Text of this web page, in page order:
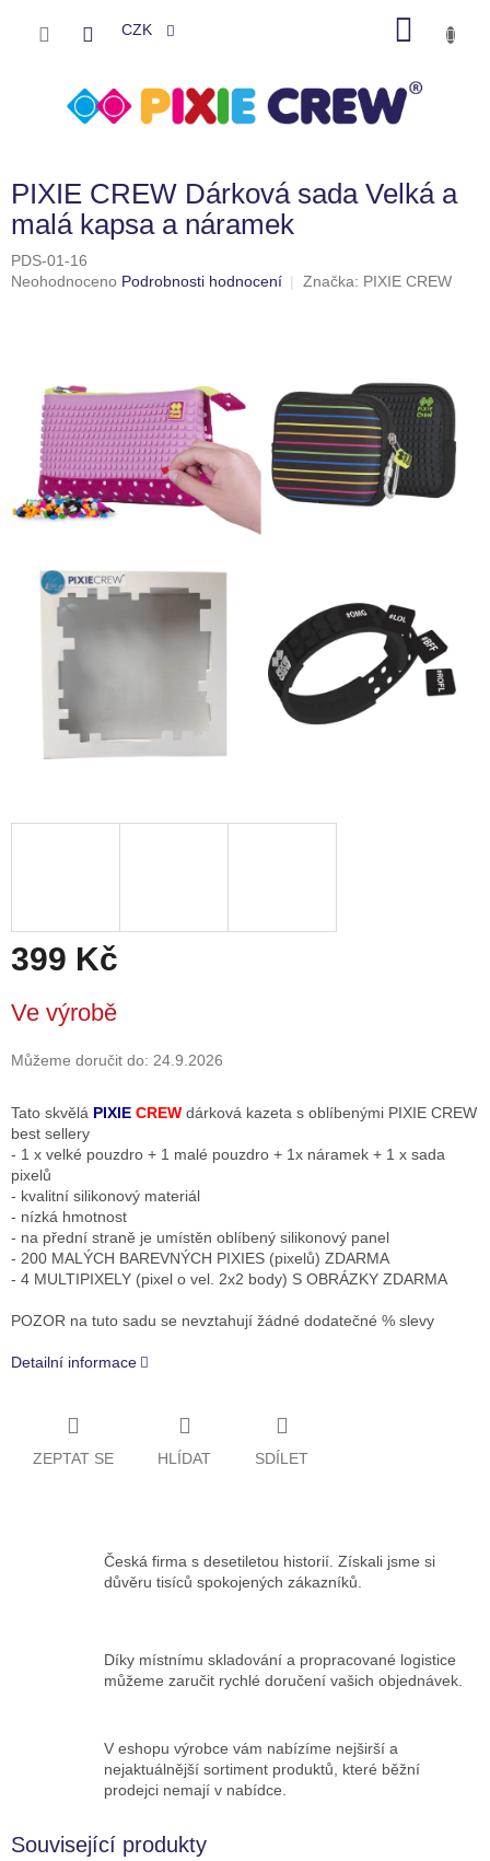
CZK
PIXIE CREW Dárková sada Velká a
malá kapsa a náramek
PDS-01-16
Průměrné
hvězdiček.
Neohodnoceno Podrobnosti hodnocení Značka: PIXIE CREW
399 Kč
cena:
Ve výrobě
Můžeme doručit do: 24.9.2026
Tato skvělá PIXIE CREW dárková kazeta s oblíbenými PIXIE CREW
best sellery
- 1 x velké pouzdro + 1 malé pouzdro + 1x náramek + 1 x sada
pixelů
- kvalitní silikonový materiál
- nízká hmotnost
- na přední straně je umístěn oblíbený silikonový panel
- 200 MALÝCH BAREVNÝCH PIXIES (pixelů) ZDARMA
- 4 MULTIPIXELY (pixel o vel. 2x2 body) S OBRÁZKY ZDARMA
POZOR na tuto sadu se nevztahují žádné dodatečné % slevy
Detailní informace
ZEPTAT SE HLÍDAT SDÍLET
Česká firma s desetiletou historií. Získali jsme si
důvěru tisíců spokojených zákazníků.
Díky místnímu skladování a propracované logistice
můžeme zaručit rychlé doručení vašich objednávek.
V eshopu výrobce vám nabízíme nejširší a
nejaktuálnější sortiment produktů, které běžní
prodejci nemají v nabídce.
Související produkty